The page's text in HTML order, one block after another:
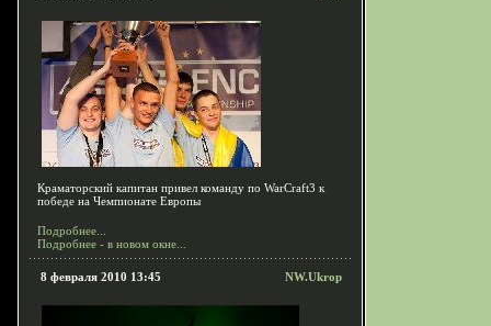
Краматорский капитан привел команду по WarCraft3 к
победе на Чемпионате Европы
Подробнее...
Подробнее - в новом окне...
8 февраля 2010 13:45 NW.Ukrop